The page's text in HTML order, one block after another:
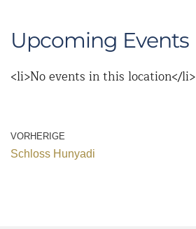
Upcoming Events
<li>No events in this location</li>
VORHERIGE
Schloss Hunyadi